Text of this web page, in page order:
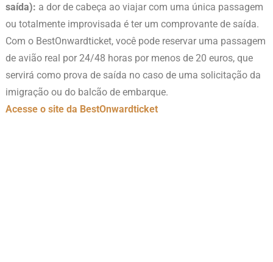
saída): a dor de cabeça ao viajar com uma única passagem
ou totalmente improvisada é ter um comprovante de saída.
Com o BestOnwardticket, você pode reservar uma passagem
de avião real por 24/48 horas por menos de 20 euros, que
servirá como prova de saída no caso de uma solicitação da
imigração ou do balcão de embarque.
Acesse o site da BestOnwardticket